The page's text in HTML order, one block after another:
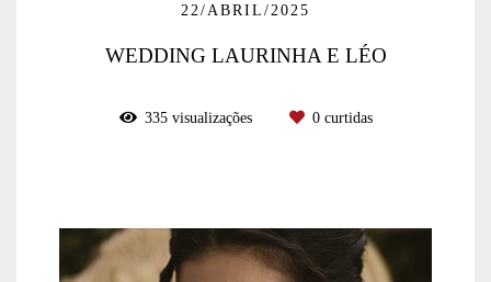
22/ABRIL/2025
WEDDING LAURINHA E LÉO
335visualizações 0curtidas